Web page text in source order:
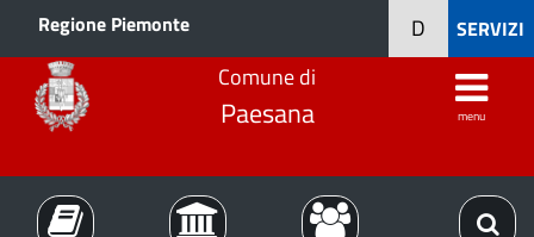
Regione Piemonte SERVIZI
D
Comune di
Paesana menu